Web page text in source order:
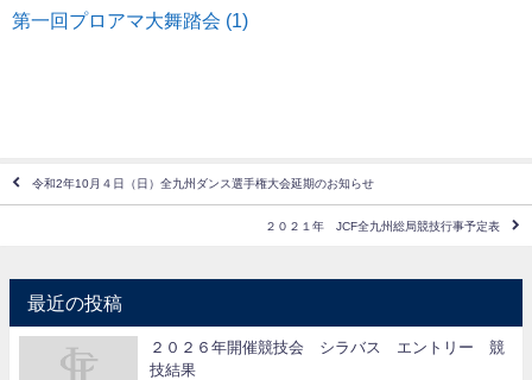
第一回プロアマ大舞踏会 (1)
令和2年10月４日（日）全九州ダンス選手権大会延期のお知らせ
２０２１年 JCF全九州総局競技行事予定表
最近の投稿
２０２６年開催競技会 シラバス エントリー 競
技結果